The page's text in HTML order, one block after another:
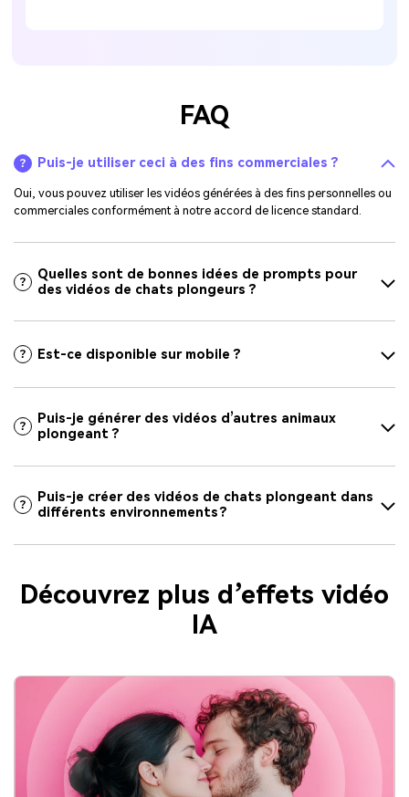
FAQ
Puis-je utiliser ceci à des fins commerciales ?
Oui, vous pouvez utiliser les vidéos générées à des fins personnelles ou
commerciales conformément à notre accord de licence standard.
Quelles sont de bonnes idées de prompts pour
des vidéos de chats plongeurs ?
Est-ce disponible sur mobile ?
Puis-je générer des vidéos d’autres animaux
plongeant ?
Puis-je créer des vidéos de chats plongeant dans
différents environnements ?
Découvrez plus d’effets vidéo
IA